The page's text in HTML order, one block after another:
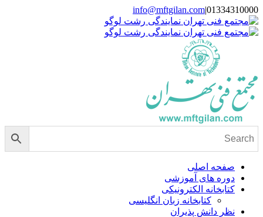
Skip
to
content
01334310000
|
info@mftgilan.com
Instagram
LinkedIn
صفحه اصلی
دوره های آموزشی
کتابخانه الکترونیکی
کتابخانه زبان انگلیسی
نظر دانش پذیران